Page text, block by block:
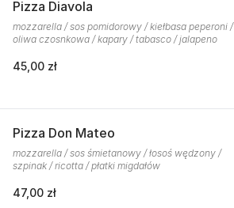
Pizza Diavola
mozzarella / sos pomidorowy / kiełbasa peperoni /
oliwa czosnkowa / kapary / tabasco / jalapeno
45,00 zł
Pizza Don Mateo
mozzarella / sos śmietanowy / łosoś wędzony /
szpinak / ricotta / płatki migdałów
47,00 zł